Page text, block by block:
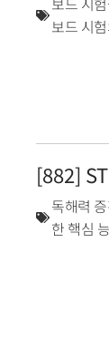
보드 시
[882]
독해력
한 핵심